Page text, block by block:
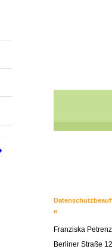
e
Franziska Petrenz
Berliner Straße